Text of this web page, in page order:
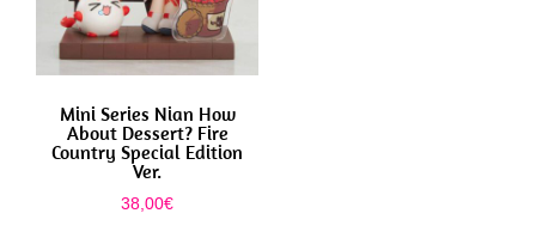
Mini Series Nian How
About Dessert? Fire
Country Special Edition
Ver.
38,00€